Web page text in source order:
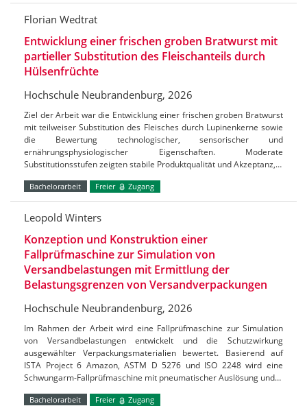
Florian Wedtrat
Entwicklung einer frischen groben Bratwurst mit
partieller Substitution des Fleischanteils durch
Hülsenfrüchte
Hochschule Neubrandenburg, 2026
Ziel der Arbeit war die Entwicklung einer frischen groben Bratwurst
mit teilweiser Substitution des Fleisches durch Lupinenkerne sowie
die Bewertung technologischer, sensorischer und
ernährungsphysiologischer Eigenschaften. Moderate
Substitutionsstufen zeigten stabile Produktqualität und Akzeptanz,…
Bachelorarbeit Freier Zugang
Leopold Winters
Konzeption und Konstruktion einer
Fallprüfmaschine zur Simulation von
Versandbelastungen mit Ermittlung der
Belastungsgrenzen von Versandverpackungen
Hochschule Neubrandenburg, 2026
Im Rahmen der Arbeit wird eine Fallprüfmaschine zur Simulation
von Versandbelastungen entwickelt und die Schutzwirkung
ausgewählter Verpackungsmaterialien bewertet. Basierend auf
ISTA Project 6 Amazon, ASTM D 5276 und ISO 2248 wird eine
Schwungarm-Fallprüfmaschine mit pneumatischer Auslösung und…
Bachelorarbeit Freier Zugang